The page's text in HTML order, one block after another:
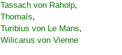
Tassach von Raholp,
Thomaïs,
Turibius von Le Mans,
Wilicarus von Vienne